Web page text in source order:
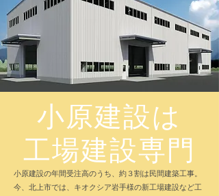
小原建設は
​工場建設専門
​小原建設の年間受注高のうち、約３割は民間建築工事。
今、北上市では、キオクシア岩手様の新工場建設など工